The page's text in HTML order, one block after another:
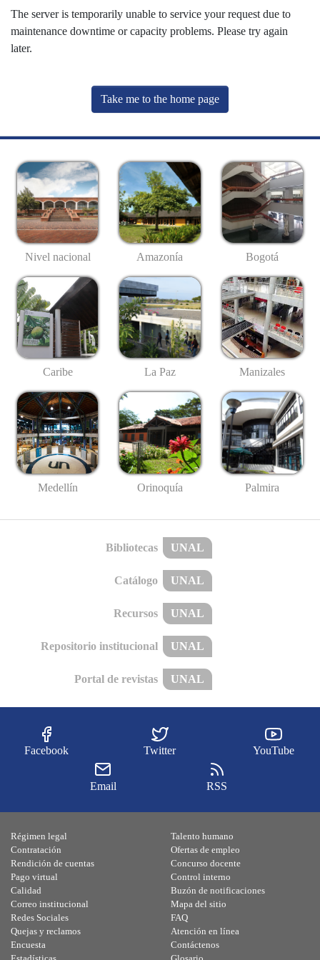
The server is temporarily unable to service your request due to
maintenance downtime or capacity problems. Please try again
later.
Take me to the home page
Nivel nacional Amazonía Bogotá
Caribe La Paz Manizales
Medellín Orinoquía Palmira
Bibliotecas UNAL
Catálogo UNAL
Recursos UNAL
Repositorio institucional UNAL
Portal de revistas UNAL
Facebook Twitter YouTube
Email RSS
Régimen legal
Contratación
Rendición de cuentas
Pago virtual
Calidad
Talento humano
Ofertas de empleo
Concurso docente
Control interno
Buzón de notificaciones
Correo institucional
Redes Sociales
Quejas y reclamos
Encuesta
Mapa del sitio
FAQ
Atención en línea
Contáctenos